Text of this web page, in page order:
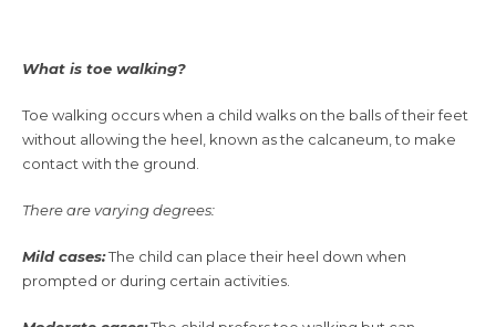
What is toe walking?
Toe walking occurs when a child walks on the balls of their feet
without allowing the heel, known as the calcaneum, to make
contact with the ground.
There are varying degrees:
Mild cases:The child can place their heel down when
prompted or during certain activities.